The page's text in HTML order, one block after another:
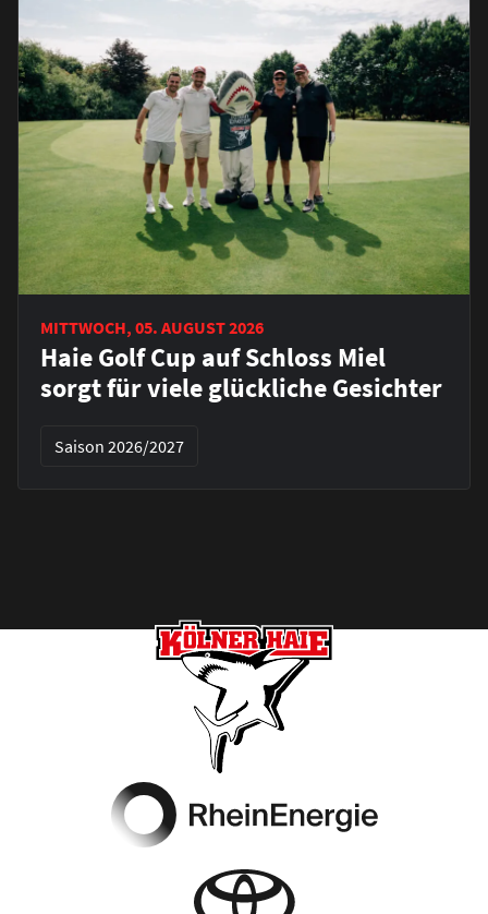
MITTWOCH, 05. AUGUST 2026
Haie Golf Cup auf Schloss Miel
sorgt für viele glückliche Gesichter
Saison 2026/2027